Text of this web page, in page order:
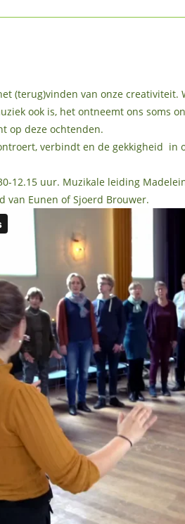
(terug)vinden van onze creativiteit.
ook is, het ontneemt ons soms
op deze ochtenden.
verbindt en de gekkigheid in
12.15 uur. Muzikale leiding
van Eunen of Sjoerd Brouwer.